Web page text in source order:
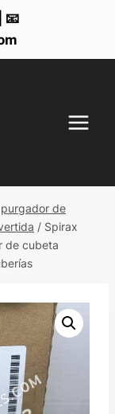
📧
purgador de
/ Spirax
de cubeta